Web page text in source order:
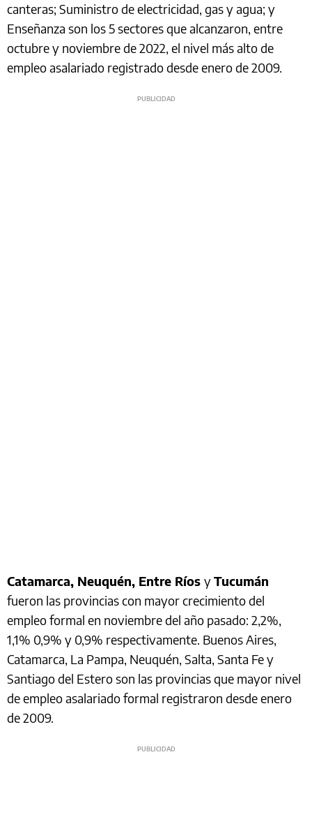
canteras; Suministro de electricidad, gas y agua; y
Enseñanza son los 5 sectores que alcanzaron, entre
octubre y noviembre de 2022, el nivel más alto de
empleo asalariado registrado desde enero de 2009.
Catamarca, Neuquén, Entre Ríos yTucumán
fueron las provincias con mayor crecimiento del
empleo formal en noviembre del año pasado: 2,2%,
1,1% 0,9% y 0,9% respectivamente. Buenos Aires,
Catamarca, La Pampa, Neuquén, Salta, Santa Fe y
Santiago del Estero son las provincias que mayor nivel
de empleo asalariado formal registraron desde enero
de 2009.